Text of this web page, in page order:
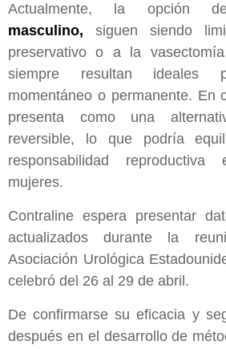
Actualmente, la opción
masculino, siguen siendo
preservativo o a la
siempre resultan ideales
momentáneo o permanente. En
presenta como una
reversible, lo que podría
responsabilidad
mujeres.
Contraline espera presentar
actualizados durante la
Asociación Urológica
celebró del 26 al 29 de abril.
De confirmarse su eficacia y
después en el desarrollo de